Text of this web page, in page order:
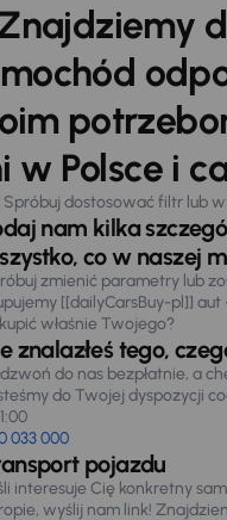
w Polsce i
Spróbuj dostosować filtr lub
nam kilka
co w naszej
zmienić parametry lub
[[dailyCarsBuy-pl]]
właśnie Twojego?
znalazłeś tego,
do nas bezpłatnie, a
do Twojej dyspozycji
033 000
pojazdu
interesuje Cię konkretny
wyślij nam link!